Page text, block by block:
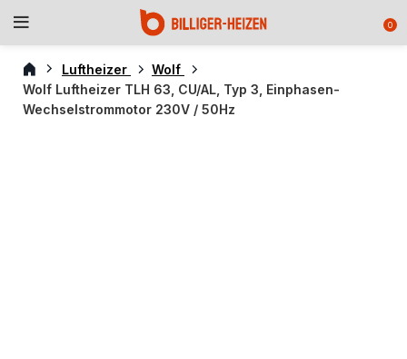
0
Luftheizer
Wolf
Wolf Luftheizer TLH 63, CU/AL, Typ 3, Einphasen-
Wechselstrommotor 230V / 50Hz